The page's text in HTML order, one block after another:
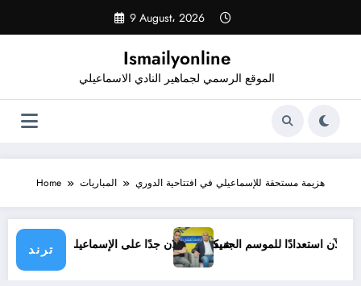
content
9 August، 2026
Ismailyonline
الموقع الرسمي لجماهير النادي الاسماعيلي
Home المباريات هزيمة مستحقة للإسماعيلي في افتتاحية الدوري
ترند
شيكابالا: زعلان جدًا على الإسماعيلي..حتى الآن استعدادًا للموسم الجديد